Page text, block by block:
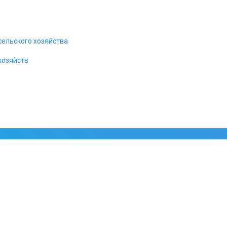
хозяйства
для России. Полный пакет необходимых сервисных услуг,